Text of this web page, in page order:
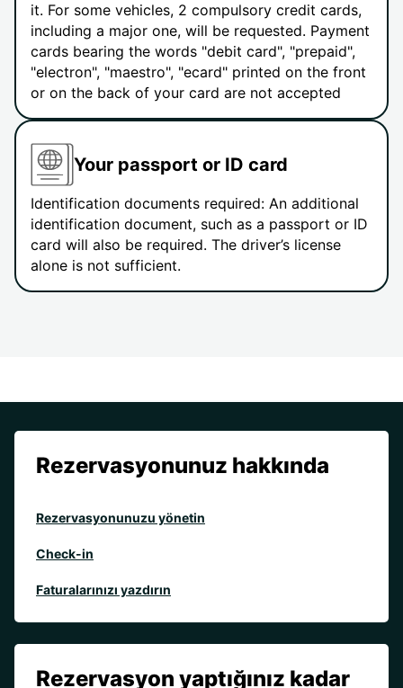
it. For some vehicles, 2 compulsory credit cards,
including a major one, will be requested. Payment
cards bearing the words "debit card", "prepaid",
"electron", "maestro", "ecard" printed on the front
or on the back of your card are not accepted
Your passport or ID card
Identification documents required: An additional
identification document, such as a passport or ID
card will also be required. The driver’s license
alone is not sufficient.
Rezervasyonunuz hakkında
Rezervasyonunuzu yönetin
Check-in
Faturalarınızı yazdırın
Rezervasyon yaptığınız kadar